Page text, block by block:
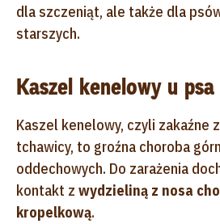
dla szczeniąt, ale także dla
starszych.
Kaszel kenelowy u psa
Kaszel kenelowy, czyli zakaźne
tchawicy, to groźna choroba
oddechowych. Do zarażenia
kontakt z wydzieliną z nosa
kropelkową.